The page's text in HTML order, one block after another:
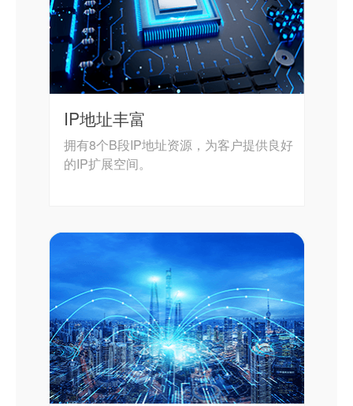
IP地址丰富
拥有8个B段IP地址资源，为客户提供良好
的IP扩展空间。